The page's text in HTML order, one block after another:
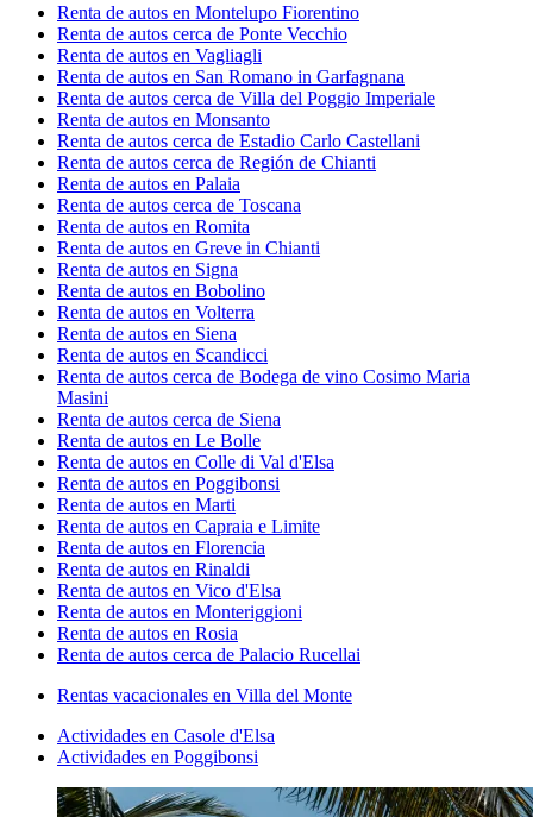
Renta de autos en Montelupo Fiorentino
Renta de autos cerca de Ponte Vecchio
Renta de autos en Vagliagli
Renta de autos en San Romano in Garfagnana
Renta de autos cerca de Villa del Poggio Imperiale
Renta de autos en Monsanto
Renta de autos cerca de Estadio Carlo Castellani
Renta de autos cerca de Región de Chianti
Renta de autos en Palaia
Renta de autos cerca de Toscana
Renta de autos en Romita
Renta de autos en Greve in Chianti
Renta de autos en Signa
Renta de autos en Bobolino
Renta de autos en Volterra
Renta de autos en Siena
Renta de autos en Scandicci
Renta de autos cerca de Bodega de vino Cosimo Maria
Masini
Renta de autos cerca de Siena
Renta de autos en Le Bolle
Renta de autos en Colle di Val d'Elsa
Renta de autos en Poggibonsi
Renta de autos en Marti
Renta de autos en Capraia e Limite
Renta de autos en Florencia
Renta de autos en Rinaldi
Renta de autos en Vico d'Elsa
Renta de autos en Monteriggioni
Renta de autos en Rosia
Renta de autos cerca de Palacio Rucellai
Rentas vacacionales en Villa del Monte
Actividades en Casole d'Elsa
Actividades en Poggibonsi